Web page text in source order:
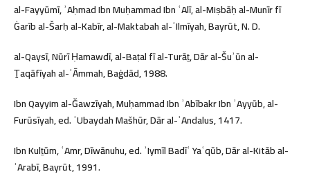
al-Fayyūmī, ʾAḥmad Ibn Muḥammad Ibn ʿAlī, al-Miṣbāḥ al-Munīr fī
Ġarīb al-Šarḥ al-Kabīr, al-Maktabah al-ʿIlmīyah, Bayrūt, N. D.
al-Qaysī, Nūrī Ḥamawdī, al-Baṭal fī al-Turāṯ, Dār al-Šuʾūn al-
Ṯaqāfīyah al-ʿĀmmah, Baġdād, 1988.
Ibn Qayyim al-Ğawzīyah, Muḥammad Ibn ʾAbībakr Ibn ʾAyyūb, al-
Furūsīyah, ed. ʿUbaydah Mašhūr, Dār al-ʾAndalus, 1417.
Ibn Kulṯūm, ʿAmr, Dīwānuhu, ed. ʾIymīl Badīʿ Yaʿqūb, Dār al-Kitāb al-
ʿArabī, Bayrūt, 1991.